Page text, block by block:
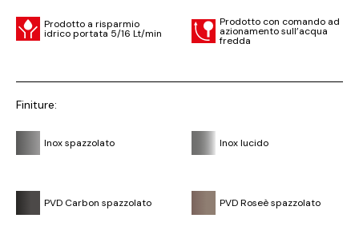
Prodotto a risparmio
idrico portata 5/16 Lt/min
Prodotto con comando ad
azionamento sull’acqua
fredda
Finiture:
Inox spazzolato Inox lucido
PVD Carbon spazzolato PVD Roseè spazzolato